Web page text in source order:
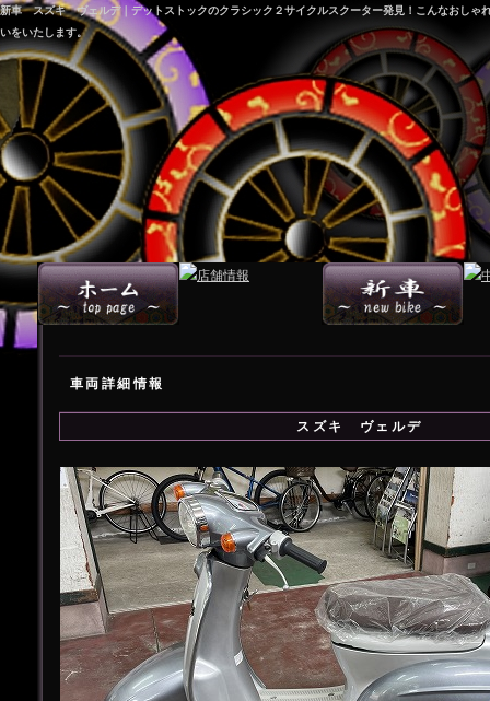
新車 スズキ ヴェルデ｜デットストックのクラシック２サイクルスクーター発見！こんなおしゃ
いをいたします。
車両詳細情報
スズキ ヴェルデ